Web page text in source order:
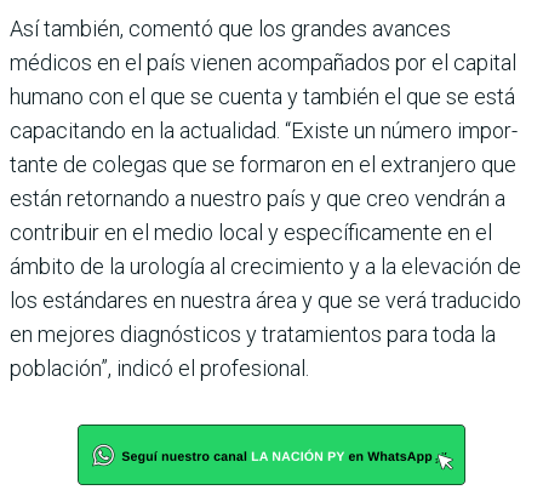
Así también, comentó que los grandes avances
médicos en el país vienen acompaña­dos por el capital
humano con el que se cuenta y tam­bién el que se está
capa­citando en la actualidad. “Existe un número impor­
tante de colegas que se for­maron en el extranjero que
están retornando a nues­tro país y que creo vendrán a
contribuir en el medio local y específicamente en el
ámbito de la urología al crecimiento y a la elevación de
los estándares en nuestra área y que se verá traducido
en mejores diagnósticos y tratamientos para toda la
población”, indicó el profe­sional.